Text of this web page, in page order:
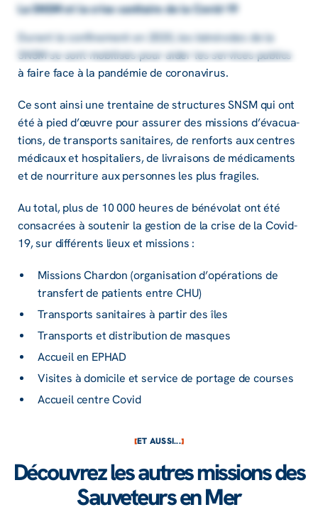
La SNSM et la crise sani­taire de la Covid-19
Durant le confi­ne­ment en 2020, les béné­voles de la
SNSM se sont mobi­li­sés pour aider les services publics
à faire face à la pandé­mie de coro­na­vi­rus.
Ce sont ainsi une tren­taine de struc­tures SNSM qui ont
été à pied d’œuvre pour assu­rer des missions d’éva­cua­
tions, de trans­ports sani­taires, de renforts aux centres
médi­caux et hospi­ta­liers, de livrai­sons de médi­ca­ments
et de nour­ri­ture aux personnes les plus fragiles.
Au total, plus de 10 000 heures de béné­vo­lat ont été
consa­crées à soute­nir la gestion de la crise de la Covid-
19, sur diffé­rents lieux et missions :
Missions Char­don (orga­ni­sa­tion d’opé­ra­tions de
trans­fert de patients entre CHU)
Trans­ports sani­taires à partir des îles
Trans­ports et distri­bu­tion de masques
Accueil en EPHAD
Visites à domi­cile et service de portage de courses
Accueil centre Covid
ET AUSSI...
Découvrez les autres missions des
Sauveteurs en Mer